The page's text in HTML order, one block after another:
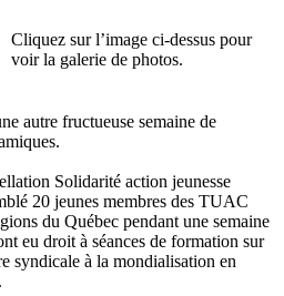
Cliquez sur l’image ci-dessus pour
voir la galerie de photos.
autre fructueuse semaine de
Solidarité action jeunesse
20 jeunes membres des TUAC
du Québec pendant une semaine
eu droit à séances de formation sur
syndicale à la mondialisation en